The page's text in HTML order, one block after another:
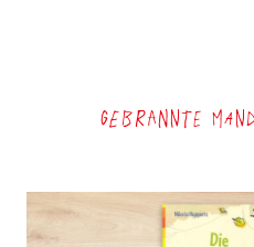
Gebrannte